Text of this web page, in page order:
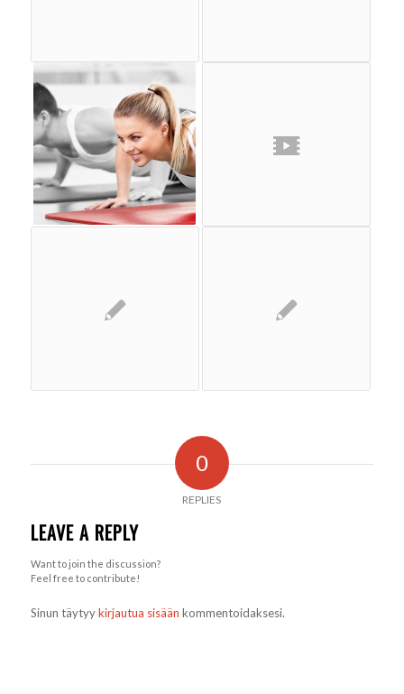
0
REPLIES
LEAVE A REPLY
Want to join the discussion?
Feel free to contribute!
Sinun täytyykirjautua sisään kommentoidaksesi.